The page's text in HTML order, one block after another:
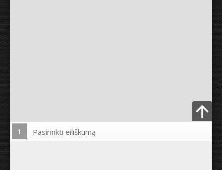
Įkelti nuotrauką
1 Pasirinkti eiliškumą